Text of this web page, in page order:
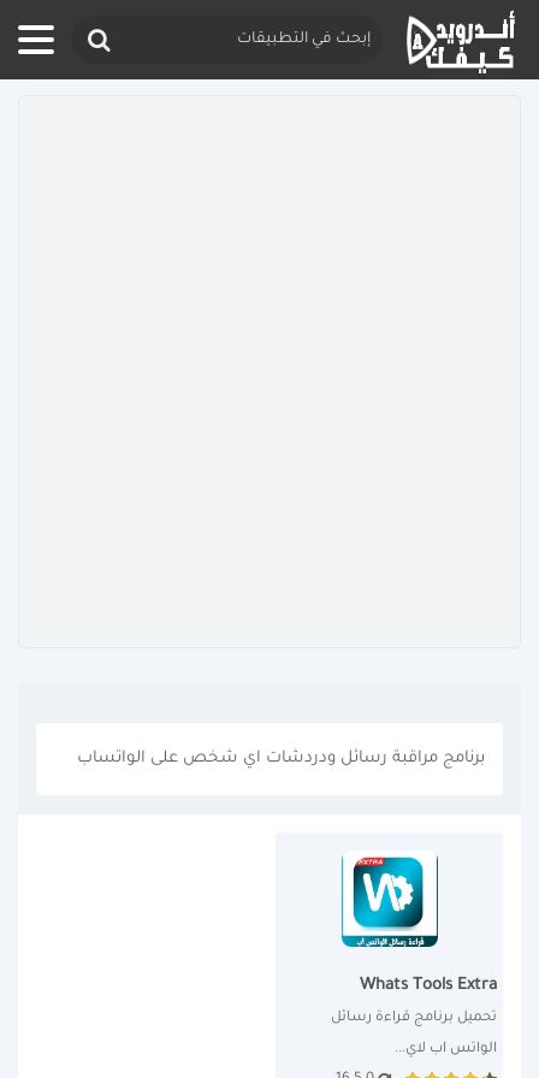
برنامج مراقبة رسائل ودردشات اي شخص على الواتساب
Whats Tools Extra
الواتس اب لاي...